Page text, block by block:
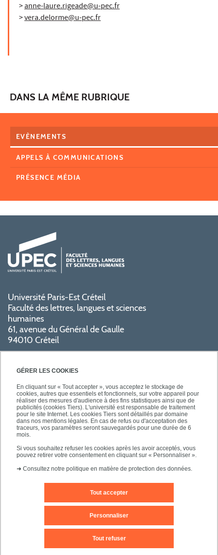
GÉRER LES COOKIES
En cliquant sur « Tout accepter », vous acceptez le stockage de
cookies, autres que essentiels et fonctionnels, sur votre appareil pour
réaliser des mesures d'audience à des fins statistiques ainsi que de
publicités (cookies Tiers). L'université est responsable de traitement
pour le site Internet. Les cookies Tiers sont détaillés par domaine
dans nos mentions légales. En cas de refus ou d'acceptation des
traceurs, vos paramètres seront sauvegardés pour une durée de 6
mois.
Si vous souhaitez refuser les cookies après les avoir acceptés, vous
pouvez retirer votre consentement en cliquant sur « Personnaliser ».
➜ Consultez notre politique en matière de protection des données.
Tout accepter
Tout refuser
Personnaliser
>anne-laure.rigeade@u-pec.fr
>vera.delorme@u-pec.fr
DANS LA MÊME RUBRIQUE
EVÈNEMENTS
APPELS À COMMUNICATIONS
PRÉSENCE MÉDIA
Université Paris-Est Créteil
Faculté des lettres, langues et sciences
humaines
61, avenue du Général de Gaulle
94010 Créteil
PRATIQUE
SUIVEZ-NOUS
Contact
Plan d'accès Plan du site